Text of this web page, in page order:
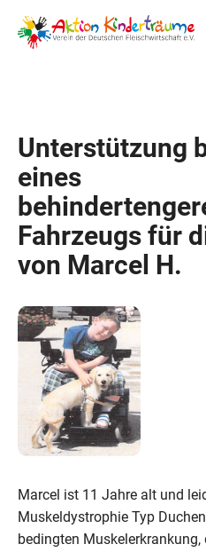
Inhalt
springen
Unterstützung
eines
Fahrzeugs für
von Marcel H.
Marcel ist 11 Jahre alt und
Muskeldystrophie Typ
bedingten Muskelerkrankung,